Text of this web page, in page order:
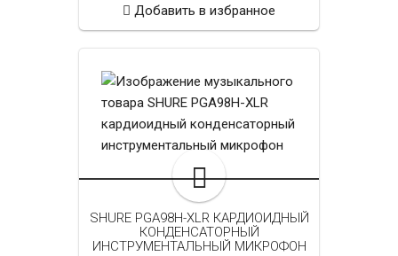
Добавить в избранное
SHURE PGA98H-XLR КАРДИОИДНЫЙ
КОНДЕНСАТОРНЫЙ
ИНСТРУМЕНТАЛЬНЫЙ МИКРОФОН